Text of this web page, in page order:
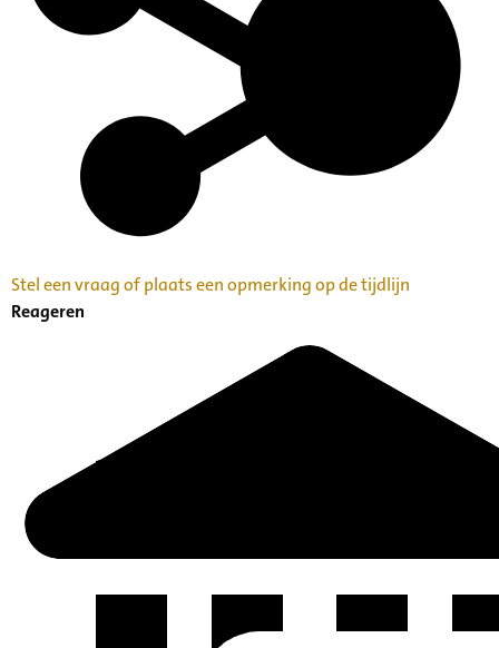
Stel een vraag of plaats een opmerking op de tijdlijn
Reageren